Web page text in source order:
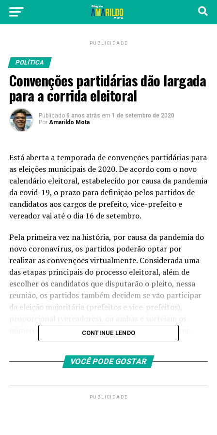
PUBLICIDADE
POLÍTICA
Convenções partidárias dão largada
para a corrida eleitoral
Públicado 6 anos atrás em 1 de setembro de 2020
Por Amarildo Mota
Está aberta a temporada de convenções partidárias para
as eleições municipais de 2020. De acordo com o novo
calendário eleitoral, estabelecido por causa da pandemia
da covid-19, o prazo para definição pelos partidos de
candidatos aos cargos de prefeito, vice-prefeito e
vereador vai até o dia 16 de setembro.
Pela primeira vez na história, por causa da pandemia do
novo coronavírus, os partidos poderão optar por
realizar as convenções virtualmente. Considerada uma
das etapas principais do processo eleitoral, além de
escolher os candidatos que disputarão o pleito, nessa
reunião, os partidos também decidem se vão participar
da eleição majoritária (prefeitos e vice-prefeitos),
números com os quais os candidatos irão concorrer.
que 500 mil registros de candidaturas serão confirmados
das eleições municipais de 2020 serão realizadas,
respectivamente, nos dias 15 e 29 de novembro.
CONTINUE LENDO
VOCÊ PODE GOSTAR
PUBLICIDADE